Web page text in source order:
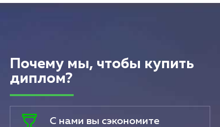
Почему мы, чтобы купить
диплом?
С нами вы сэкономите